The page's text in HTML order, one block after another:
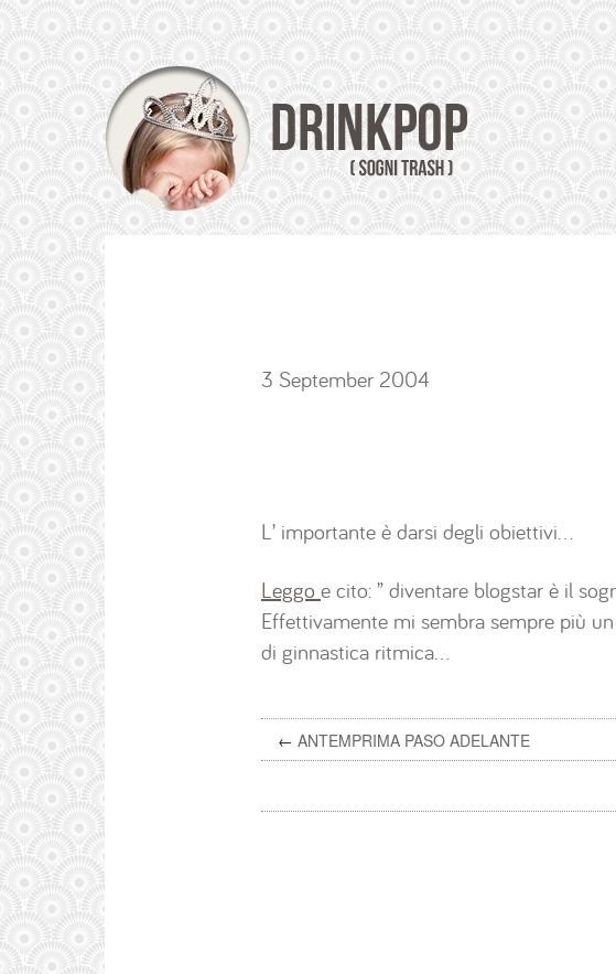
3 September 2004
L’ importante è darsi degli obiettivi…
Leggo e cito: ” diventare blogstar è il
Effettivamente mi sembra sempre più
di ginnastica ritmica…
← ANTEMPRIMA PASO ADELANTE